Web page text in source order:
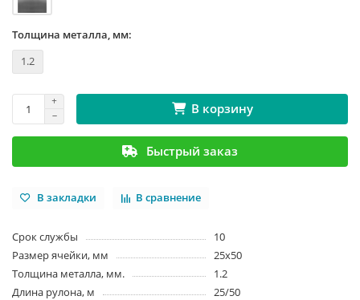
Толщина металла, мм:
1.2
В корзину
Быстрый заказ
В закладки В сравнение
Срок службы
10
Размер ячейки, мм
25x50
Толщина металла, мм.
1.2
Длина рулона, м
25/50